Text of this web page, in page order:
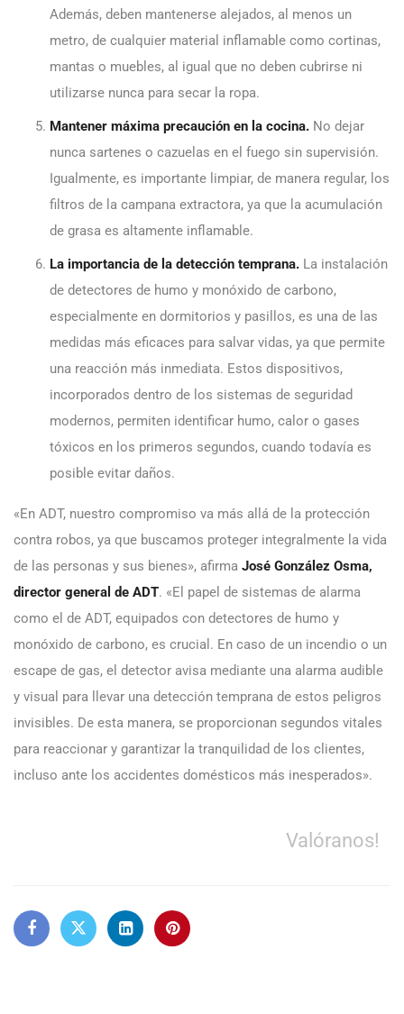
Además, deben mantenerse alejados, al menos un
metro, de cualquier material inflamable como cortinas,
mantas o muebles, al igual que no deben cubrirse ni
utilizarse nunca para secar la ropa.
Mantener máxima precaución en la cocina. No dejar
nunca sartenes o cazuelas en el fuego sin supervisión.
Igualmente, es importante limpiar, de manera regular, los
filtros de la campana extractora, ya que la acumulación
de grasa es altamente inflamable.
La importancia de la detección temprana. La instalación
de detectores de humo y monóxido de carbono,
especialmente en dormitorios y pasillos, es una de las
medidas más eficaces para salvar vidas, ya que permite
una reacción más inmediata. Estos dispositivos,
incorporados dentro de los sistemas de seguridad
modernos, permiten identificar humo, calor o gases
tóxicos en los primeros segundos, cuando todavía es
posible evitar daños.
«En ADT, nuestro compromiso va más allá de la protección
contra robos, ya que buscamos proteger integralmente la vida
de las personas y sus bienes», afirma José González Osma,
director general de ADT. «El papel de sistemas de alarma
como el de ADT, equipados con detectores de humo y
monóxido de carbono, es crucial. En caso de un incendio o un
escape de gas, el detector avisa mediante una alarma audible
y visual para llevar una detección temprana de estos peligros
invisibles. De esta manera, se proporcionan segundos vitales
para reaccionar y garantizar la tranquilidad de los clientes,
incluso ante los accidentes domésticos más inesperados».
Valóranos!